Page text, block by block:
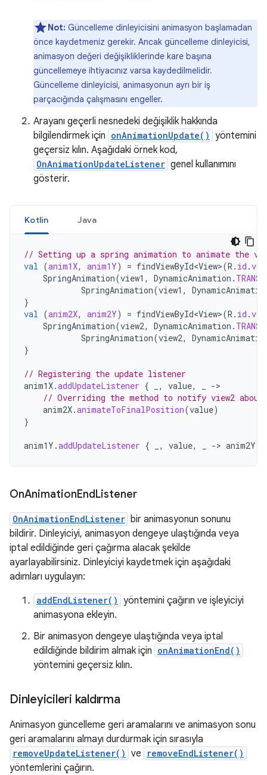
Not: Güncelleme dinleyicisini animasyon başlamadan
önce kaydetmeniz gerekir. Ancak güncelleme dinleyicisi,
animasyon değeri değişikliklerinde kare başına
güncellemeye ihtiyacınız varsa kaydedilmelidir.
Güncelleme dinleyicisi, animasyonun ayrı bir iş
parçacığında çalışmasını engeller.
Arayanı geçerli nesnedeki değişiklik hakkında
bilgilendirmek için onAnimationUpdate() yöntemini
geçersiz kılın. Aşağıdaki örnek kod,
OnAnimationUpdateListener genel kullanımını
gösterir.
Kotlin Java
// Setting up a spring animation to animate the
val (anim1X, anim1Y) = findViewById<View>(R . id .
SpringAnimation(view1 , DynamicAnimation .
SpringAnimation(view1 ,
}
val (anim2X, anim2Y) = findViewById<View>(R . id .
SpringAnimation(view2, DynamicAnimation .
SpringAnimation(view2,
}
// Registering the update listener
anim1X.addUpdateListener { , value, -
// Overriding the method to notify view2
anim2X.animateToFinalPosition(value)
}
anim1Y .addUpdateListener { , value, -> anim2Y
OnAnimationEnd Listener
OnAnimationEndListener bir animasyonun sonunu
bildirir. Dinleyiciyi, animasyon dengeye ulaştığında veya
iptal edildiğinde geri çağırma alacak şekilde
ayarlayabilirsiniz. Dinleyiciyi kaydetmek için aşağıdaki
adımları uygulayın:
addEndListener() yöntemini çağırın ve işleyiciyi
animasyona ekleyin.
Bir animasyon dengeye ulaştığında veya iptal
edildiğinde bildirim almak için onAnimationEnd()
yöntemini geçersiz kılın.
Dinleyicileri kaldırma
Animasyon güncelleme geri aramalarını ve animasyon sonu
geri aramalarını almayı durdurmak için sırasıyla
removeUpdateListener() ve removeEndListener()
yöntemlerini çağırın.